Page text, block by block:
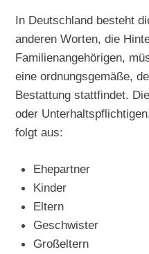
In Deutschland besteht
anderen Worten, die
Familienangehörigen,
eine ordnungsgemäße,
Bestattung stattfindet.
oder
folgt aus:
Ehepartner
Kinder
Eltern
Geschwister
Großeltern